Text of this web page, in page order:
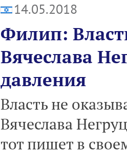
14.05.2018
Филип:
Вячеслава
давления
Власть не
Вячеслава
тот пишет в